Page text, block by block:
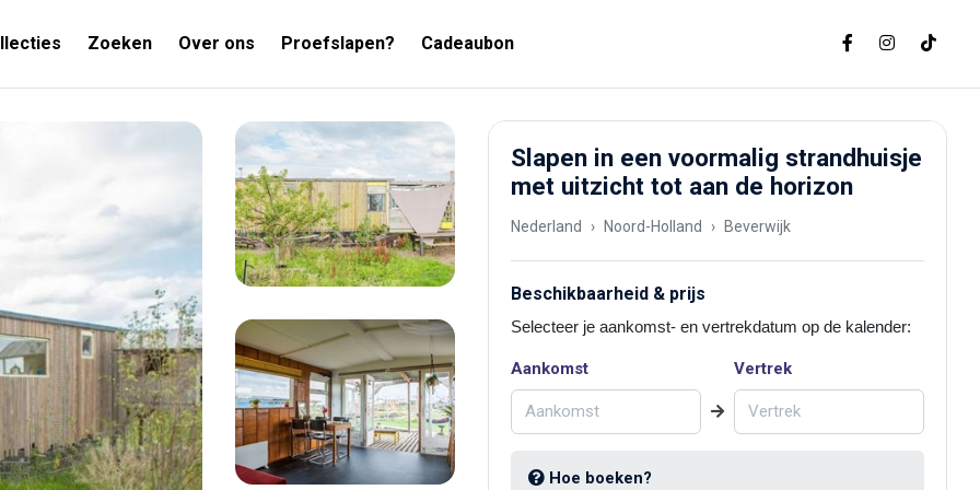
Zoeken Over ons Proefslapen? Cadeaubon
Slapen in een voormalig strandhuisje
met uitzicht tot aan de horizon
Nederland Noord-Holland Beverwijk
Beschikbaarheid & prijs
Selecteer je aankomst- en vertrekdatum op de kalender:
Aankomst Vertrek
Hoe boeken?